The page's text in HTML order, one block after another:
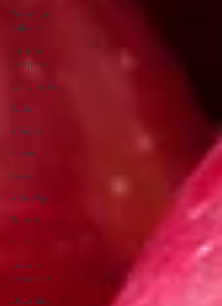
Technique
culinaire
Cuisiner
les épices
Condiments
Acide
Vinaigre
Fleurs
Texture
Vide-frigo
Tomate
Sucré
Cuisine
taiwanaise
Ustensiles